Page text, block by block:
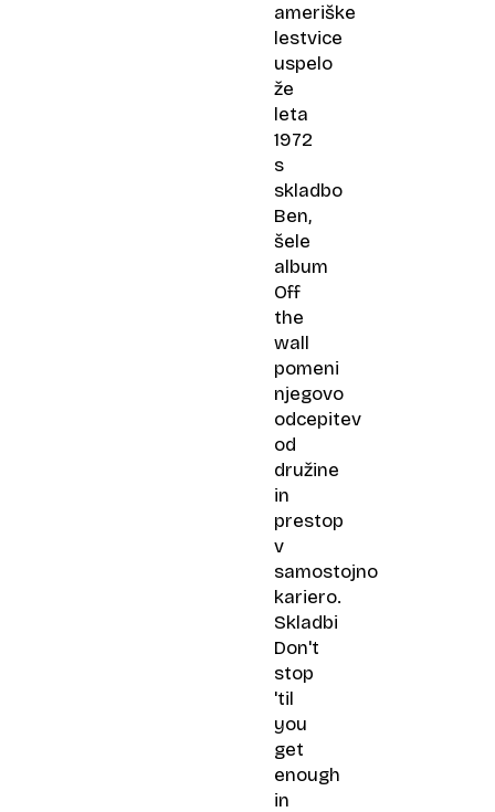
ameriške
lestvice
uspelo
že
leta
1972
s
skladbo
Ben,
šele
album
Off
the
wall
pomeni
njegovo
odcepitev
od
družine
in
prestop
v
samostojno
kariero.
Skladbi
Don't
stop
'til
you
get
enough
in